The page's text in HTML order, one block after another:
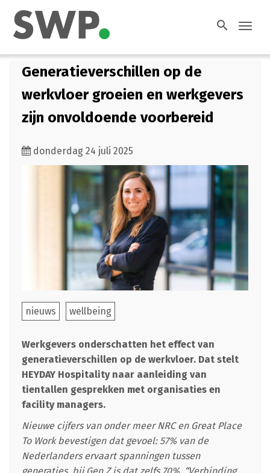
search
Generatieverschillen op de
werkvloer groeien en werkgevers
zijn onvoldoende voorbereid
donderdag 24 juli 2025
nieuws wellbeing
Werkgevers onderschatten het effect van
generatieverschillen op de werkvloer. Dat stelt
HEYDAY Hospitality naar aanleiding van
tientallen gesprekken met organisaties en
facility managers.
Nieuwe cijfers van onder meer NRC en Great Place
To Work bevestigen dat gevoel: 57% van de
Nederlanders ervaart spanningen tussen